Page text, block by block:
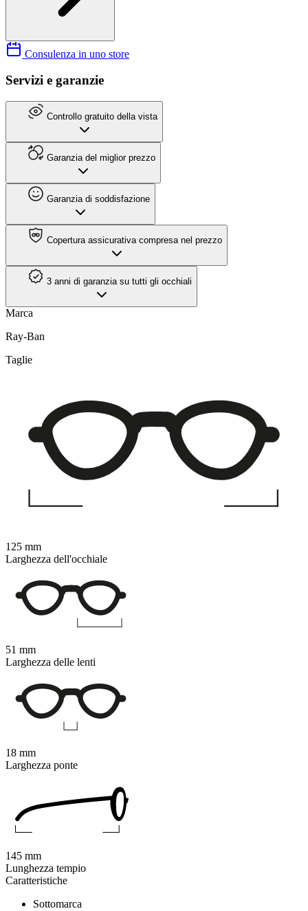
Consulenza in uno store
Servizi e garanzie
Controllo gratuito della vista
Garanzia del miglior prezzo
Garanzia di soddisfazione
Copertura assicurativa compresa nel prezzo
3 anni di garanzia su tutti gli occhiali
Marca
Ray-Ban
Caratteristiche
Sottomarca
Taglie
125 mm
Larghezza dell'occhiale
51 mm
Larghezza delle lenti
18 mm
Larghezza ponte
145 mm
Lunghezza tempio